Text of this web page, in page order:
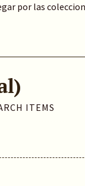
por las
ITEMS